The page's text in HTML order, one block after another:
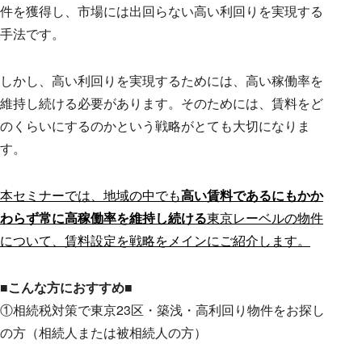
Seminar
Recruit
Contact
件を獲得し、市場には出回らない高い利回りを実現する
手法です。
しかし、高い利回りを実現するためには、高い稼働率を
維持し続ける必要があります。そのためには、賃料をど
のくらいにするのかという戦略がとても大切になりま
す。
本セミナーでは、地域の中でも高い賃料であるにもかか
わらず常に高稼働率を維持し続ける東京レーベルの物件
について、賃料設定を戦略をメインにご紹介します。
■こんな方におすすめ■
①相続税対策で東京23区・築浅・高利回り物件をお探し
の方（相続人または被相続人の方）